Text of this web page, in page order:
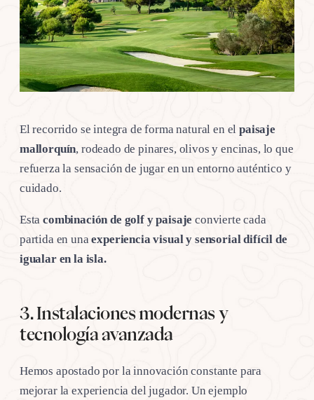
El recorrido se integra de forma natural en elpaisaje
mallorquín, rodeado de pinares, olivos y encinas, lo que
refuerza la sensación de jugar en un entorno auténtico y
cuidado.
Estacombinación de golf y paisaje convierte cada
partida en unaexperiencia visual y sensorial difícil de
igualar en la isla.
3. Instalaciones modernas y
tecnología avanzada
Hemos apostado por la innovación constante para
mejorar la experiencia del jugador. Un ejemplo